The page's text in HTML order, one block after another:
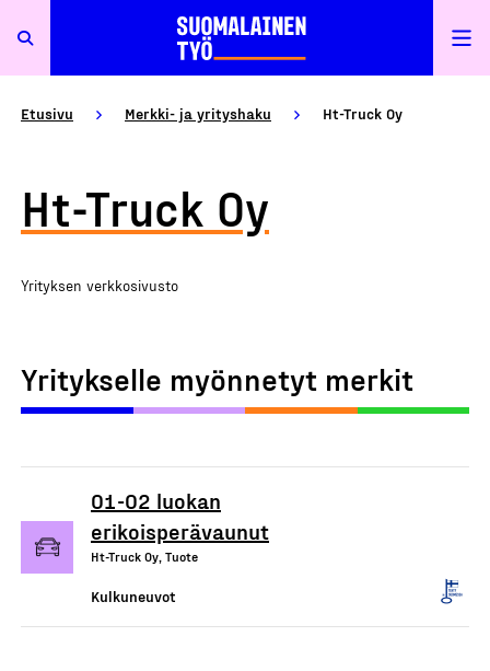
Etusivu Merkki- ja yrityshaku Ht-Truck Oy
Ht-Truck Oy
Yrityksen verkkosivusto
Yritykselle myönnetyt merkit
O1-O2 luokan
erikoisperävaunut
Ht-Truck Oy, Tuote
Kulkuneuvot